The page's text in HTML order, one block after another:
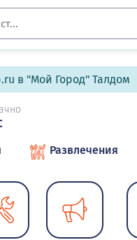
в "Мой Город" Талдом
Развлечения